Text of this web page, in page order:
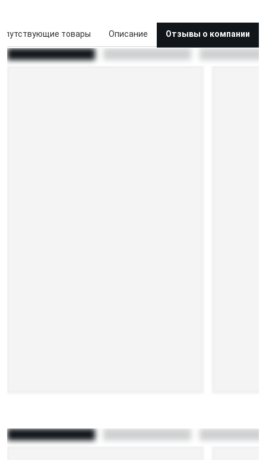
товары Описание Отзывы о компании